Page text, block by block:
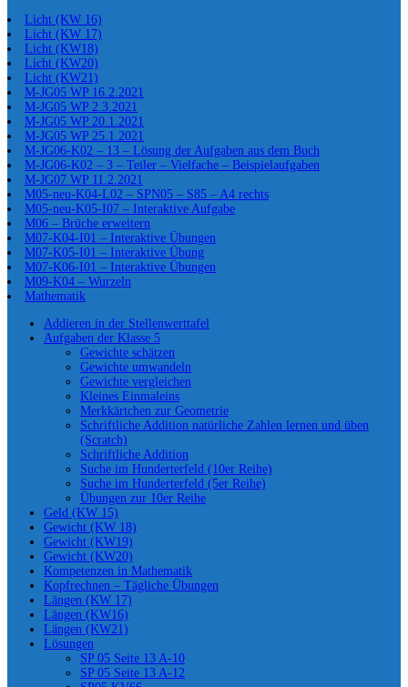
Licht (KW 16)
Licht (KW 17)
Licht (KW18)
Licht (KW20)
Licht (KW21)
M-JG05 WP 16.2.2021
M-JG05 WP 2.3.2021
M-JG05 WP 20.1.2021
M-JG05 WP 25.1.2021
M-JG06-K02 – 13 – Lösung der Aufgaben aus dem Buch
M-JG06-K02 – 3 – Teiler – Vielfache – Beispielaufgaben
M-JG07 WP 11.2.2021
M05-neu-K04-L02 – SPN05 – S85 – A4 rechts
M05-neu-K05-I07 – Interaktive Aufgabe
M06 – Brüche erweitern
M07-K04-I01 – Interaktive Übungen
M07-K05-I01 – Interaktive Übung
M07-K06-I01 – Interaktive Übungen
M09-K04 – Wurzeln
Mathematik
Addieren in der Stellenwerttafel
Aufgaben der Klasse 5
Gewichte schätzen
Gewichte umwandeln
Gewichte vergleichen
Kleines Einmaleins
Merkkärtchen zur Geometrie
Schriftliche Addition natürliche Zahlen lernen und üben
(Scratch)
Schriftliche Addition
Suche im Hunderterfeld (10er Reihe)
Suche im Hunderterfeld (5er Reihe)
Übungen zur 10er Reihe
Geld (KW 15)
Gewicht (KW 18)
Gewicht (KW19)
Gewicht (KW20)
Kompetenzen in Mathematik
Kopfrechnen – Tägliche Übungen
Längen (KW 17)
Längen (KW16)
Längen (KW21)
Lösungen
SP 05 Seite 13 A-10
SP 05 Seite 13 A-12